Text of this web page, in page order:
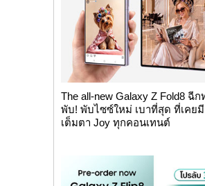
The all-new Galaxy Z Fold8 ฉี
พับ! พับไซซ์ใหม่ เบาที่สุด ที่เคยมี
เต็มตา Joy ทุกคอนเทนต์